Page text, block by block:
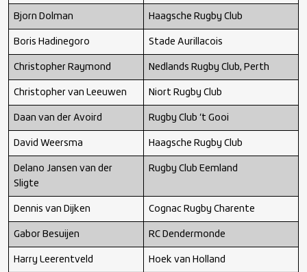
Bjorn Dolman Haagsche Rugby Club
Boris Hadinegoro Stade Aurillacois
Christopher Raymond Nedlands Rugby Club, Perth
Christopher van Leeuwen Niort Rugby Club
Daan van der Avoird Rugby Club ‘t Gooi
David Weersma Haagsche Rugby Club
Delano Jansen van der
Sligte
Rugby Club Eemland
Dennis van Dijken Cognac Rugby Charente
Gabor Besuijen RC Dendermonde
Harry Leerentveld Hoek van Holland